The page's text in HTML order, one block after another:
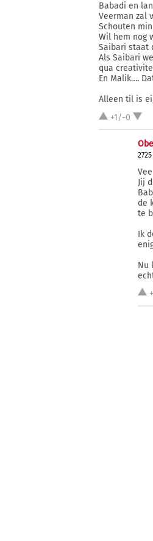
Babadi en
Veerman zal
Schouten
Wil hem nog
Saibari staat
Als Saibari
qua
En Malik….
Alleen til is
+1/-0
Jij
de
te
Ik
Nu